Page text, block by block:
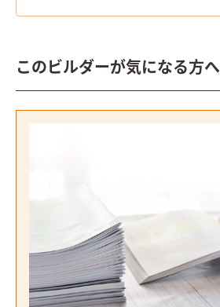
このビルダーが気になる方へ